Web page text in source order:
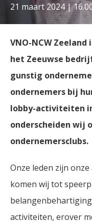
21 maart 2024 |
VNO-NCW
het Zeeuwse
gunstig
ondernemers bij
lobby-activiteiten
onderscheiden wij
ondernemersclubs.
Onze leden zijn
komen wij tot
activiteiten, erover